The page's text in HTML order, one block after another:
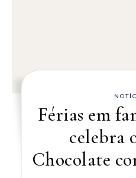
Férias em
celebra
Chocolate